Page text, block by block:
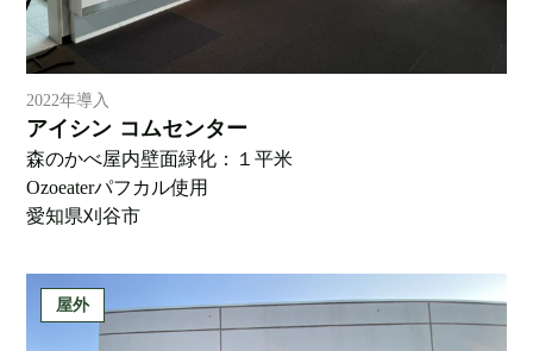
2022年導入
アイシン コムセンター
森のかべ屋内壁面緑化：１平米
Ozoeaterパフカル使用
愛知県刈谷市
屋外